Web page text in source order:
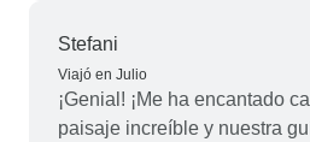
en todo momento. Hicimos
servicios, incluida la piscina
gimnasio, después de hacer
días de descanso. Lo mejor
Stefani
Viajó en Julio
¡Genial! ¡Me ha encantado
paisaje increíble y nuestra